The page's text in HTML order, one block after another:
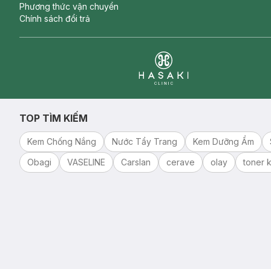
Phương thức vận chuyển
Chính sách đổi trả
TOP TÌM KIẾM
Kem Chống Nắng Nước Tẩy Trang Kem Dưỡng Ẩm
Obagi
VASELINE Carslan cerave olay toner